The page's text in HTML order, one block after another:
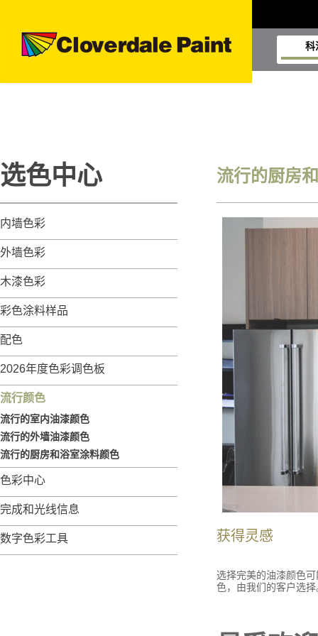
科
流行的厨房
获得灵感
选择完美的油漆颜色
色，由我们的客户选择
选色中心
内墙色彩
外墙色彩
木漆色彩
彩色涂料样品
配色
2026年度色彩调色板
流行颜色
流行的室内油漆颜色
流行的外墙油漆颜色
流行的厨房和浴室涂料颜色
色彩中心
完成和光线信息
数字色彩工具